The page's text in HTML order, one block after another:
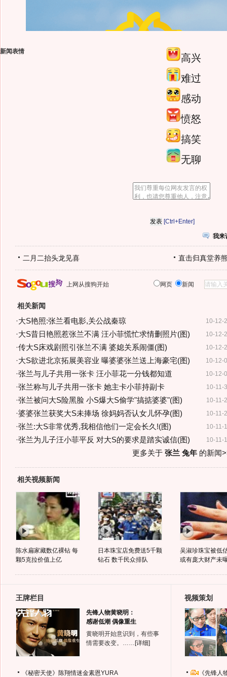
新闻表情
高兴
难过
感动
愤怒
搞笑
无聊
[Ctrl+Enter]
我来
二月二抬头龙见喜 直击归真堂养
上网从搜狗开始 网页 新闻
相关新闻
10-12-
·大S艳照:张兰看电影,关公战秦琼
10-12-
·大S昔日艳照惹张兰不满 汪小菲慌忙求情删照片(图)
10-12-
·传大S床戏剧照引张兰不满 婆媳关系闹僵(图)
10-12-
·大S欲进北京拓展美容业 曝婆婆张兰送上海豪宅(图)
10-12-
·张兰与儿子共用一张卡 汪小菲花一分钱都知道
10-11-
·张兰称与儿子共用一张卡 她主卡小菲持副卡
10-11-
·张兰被问大S险黑脸 小S爆大S偷学"搞掂婆婆"(图)
10-11-
·婆婆张兰获奖大S未捧场 徐妈妈否认女儿怀孕(图)
10-11-
·张兰:大S非常优秀,我相信他们一定会长久!(图)
10-11-
·张兰为儿子汪小菲平反 对大S的要求是踏实诚信(图)
更多关于 张兰 兔年的新闻
相关视频新闻
陈水扁家藏数亿裸钻 每
颗5克拉价值上亿
日本珠宝店免费送5千颗
钻石 数千民众排队
吴淑珍珠宝被低
或有庞大财产未
王牌栏目
先锋人物黄晓明：
感谢低潮 偶像重生
黄晓明开始意识到，有些事
情需要改变。…… [详细]
《秘密天使》陈翔情迷金素恩YURA
视频策划
《先锋